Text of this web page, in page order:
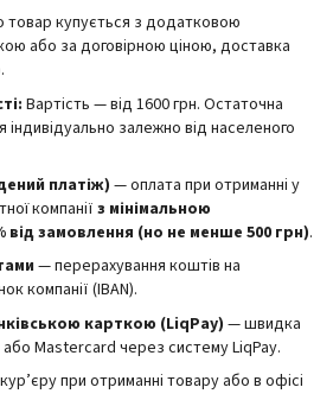
купується з додатковою
або за договірною ціною, доставка
Вартість — від 1600 грн. Остаточна
залежно від населеного
платіж) — оплата при отриманні у
компанії з мінімальною
замовлення (но не менше 500 грн).
— перерахування коштів на
компанії (IBAN).
карткою (LiqPay) — швидка
Mastercard через систему LiqPay.
при отриманні товару або в офісі